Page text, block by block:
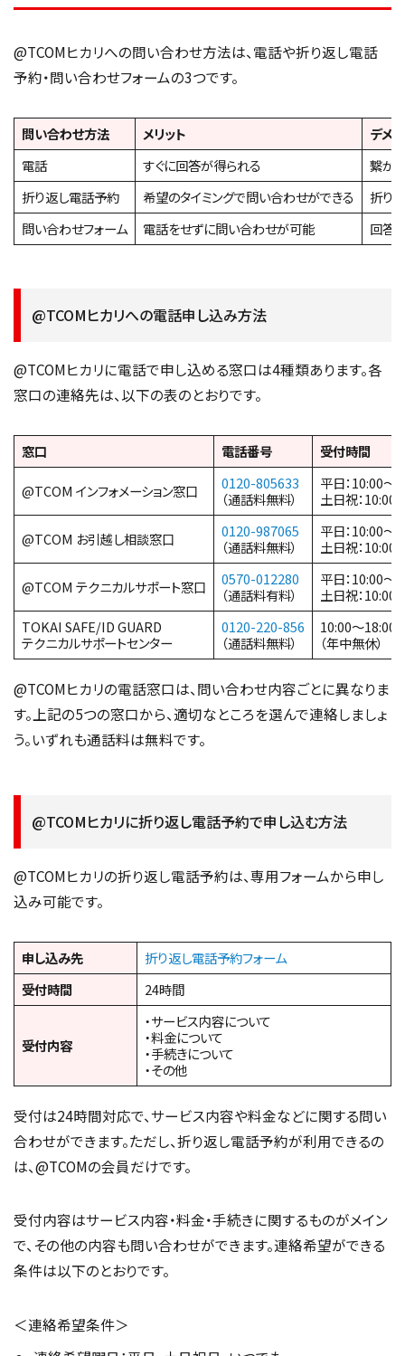
@TCOMヒカリへの問い合わせ方法は、電話や折り返し電話
予約・問い合わせフォームの3つです。
問い合わせ方法 メリット
デメ
電話
すぐに回答が得られる
繋が
折り返し電話予約
希望のタイミングで問い合わせができる
折り
問い合わせフォーム
電話をせずに問い合わせが可能 回答
@TCOMヒカリへの電話申し込み方法
@TCOMヒカリに電話で申し込める窓口は4種類あります。各
窓口の連絡先は、以下の表のとおりです。
窓口 電話番号 受付時間
@TCOM インフォメーション窓口
0120-805633
（通話料無料）
平日：10:00〜
土日祝：10:00
@TCOM お引越し相談窓口
0120-987065
（通話料無料）
平日：10:00〜
土日祝：10:00
@TCOM テクニカルサポート窓口
0570-012280
（通話料有料）
平日：10:00〜
土日祝：10:00
TOKAI SAFE/ID GUARD
テクニカルサポートセンター
0120-220-856
（通話料無料）
10:00〜18:00
（年中無休）
@TCOMヒカリの電話窓口は、問い合わせ内容ごとに異なりま
す。上記の5つの窓口から、適切なところを選んで連絡しましょ
う。いずれも通話料は無料です。
@TCOMヒカリに折り返し電話予約で申し込む方法
@TCOMヒカリの折り返し電話予約は、専用フォームから申し
込み可能です。
申し込み先
折り返し電話予約フォーム
受付時間
24時間
受付内容
・サービス内容について
・料金について
・手続きについて
・その他
受付は24時間対応で、サービス内容や料金などに関する問い
合わせができます。ただし、折り返し電話予約が利用できるの
は、@TCOMの会員だけです。
受付内容はサービス内容・料金・手続きに関するものがメイン
で、その他の内容も問い合わせができます。連絡希望ができる
条件は以下のとおりです。
＜連絡希望条件＞